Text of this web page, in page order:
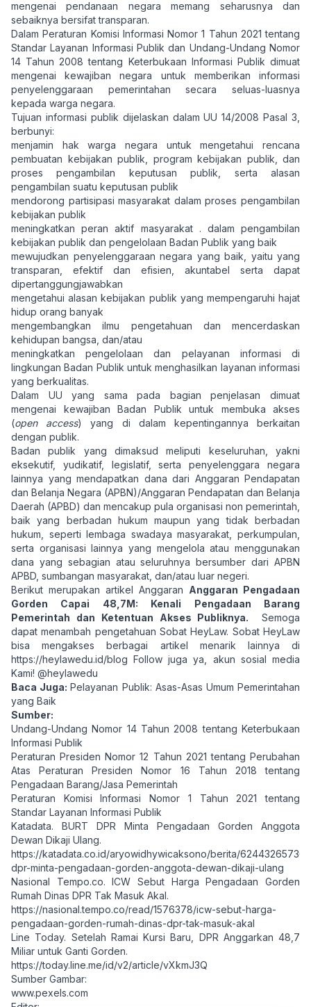
mengenai pendanaan negara memang seharusnya dan
sebaiknya bersifat transparan.
Dalam Peraturan Komisi Informasi Nomor 1 Tahun 2021 tentang
Standar Layanan Informasi Publik dan Undang-Undang Nomor
14 Tahun 2008 tentang Keterbukaan Informasi Publik dimuat
mengenai kewajiban negara untuk memberikan informasi
penyelenggaraan pemerintahan secara seluas-luasnya
kepada warga negara.
Tujuan informasi publik dijelaskan dalam UU 14/2008 Pasal 3,
berbunyi:
menjamin hak warga negara untuk mengetahui rencana
pembuatan kebijakan publik, program kebijakan publik, dan
proses pengambilan keputusan publik, serta alasan
pengambilan suatu keputusan publik
mendorong partisipasi masyarakat dalam proses pengambilan
kebijakan publik
meningkatkan peran aktif masyarakat . dalam pengambilan
kebijakan publik dan pengelolaan Badan Publik yang baik
mewujudkan penyelenggaraan negara yang baik, yaitu yang
transparan, efektif dan efisien, akuntabel serta dapat
dipertanggungjawabkan
mengetahui alasan kebijakan publik yang mempengaruhi hajat
hidup orang banyak
mengembangkan ilmu pengetahuan dan mencerdaskan
kehidupan bangsa, dan/atau
meningkatkan pengelolaan dan pelayanan informasi di
lingkungan Badan Publik untuk menghasilkan layanan informasi
yang berkualitas.
Dalam UU yang sama pada bagian penjelasan dimuat
mengenai kewajiban Badan Publik untuk membuka akses
(open access) yang di dalam kepentingannya berkaitan
dengan publik.
Badan publik yang dimaksud meliputi keseluruhan, yakni
eksekutif, yudikatif, legislatif, serta penyelenggara negara
lainnya yang mendapatkan dana dari Anggaran Pendapatan
dan Belanja Negara (APBN)/Anggaran Pendapatan dan Belanja
Daerah (APBD) dan mencakup pula organisasi non pemerintah,
baik yang berbadan hukum maupun yang tidak berbadan
hukum, seperti lembaga swadaya masyarakat, perkumpulan,
serta organisasi lainnya yang mengelola atau menggunakan
dana yang sebagian atau seluruhnya bersumber dari APBN
APBD, sumbangan masyarakat, dan/atau luar negeri.
Berikut merupakan artikel Anggaran Anggaran Pengadaan
Gorden Capai 48,7M: Kenali Pengadaan Barang
Pemerintah dan Ketentuan Akses Publiknya.
Semoga
dapat menambah pengetahuan Sobat HeyLaw. Sobat HeyLaw
bisa mengakses berbagai artikel menarik lainnya di
https://heylawedu.id/blog Follow juga ya, akun sosial media
Kami! @heylawedu
Baca Juga:Pelayanan Publik: Asas-Asas Umum Pemerintahan
yang Baik
Sumber:
Undang-Undang Nomor 14 Tahun 2008 tentang Keterbukaan
Informasi Publik
Peraturan Presiden Nomor 12 Tahun 2021 tentang Perubahan
Atas Peraturan Presiden Nomor 16 Tahun 2018 tentang
Pengadaan Barang/Jasa Pemerintah
Peraturan Komisi Informasi Nomor 1 Tahun 2021 tentang
Standar Layanan Informasi Publik
Katadata. BURT DPR Minta Pengadaan Gorden Anggota
Dewan Dikaji Ulang.
https://katadata.co.id/aryowidhywicaksono/berita/
dpr-minta-pengadaan-gorden-anggota-dewan-dikaji-ulang
Nasional Tempo.co. ICW Sebut Harga Pengadaan Gorden
Rumah Dinas DPR Tak Masuk Akal.
https://nasional.tempo.co/read/1576378/icw-sebut-harga-
pengadaan-gorden-rumah-dinas-dpr-tak-masuk-akal
Line Today. Setelah Ramai Kursi Baru, DPR Anggarkan 48,7
Miliar untuk Ganti Gorden.
https://today.line.me/id/v2/article/vXkmJ3Q
Sumber Gambar:
www.pexels.com